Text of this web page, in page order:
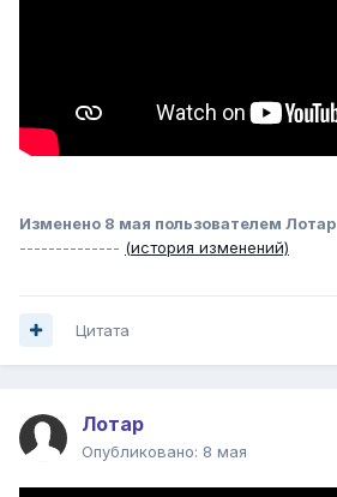
Изменено 8 мая пользователем Лотар
-------------- (история изменений)
Цитата
Лотар
Опубликовано: 8 мая